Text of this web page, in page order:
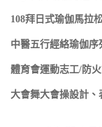
108拜日式瑜伽馬拉
中醫五行經絡瑜伽序
體育會運動志工/防
大會舞大會操設計、